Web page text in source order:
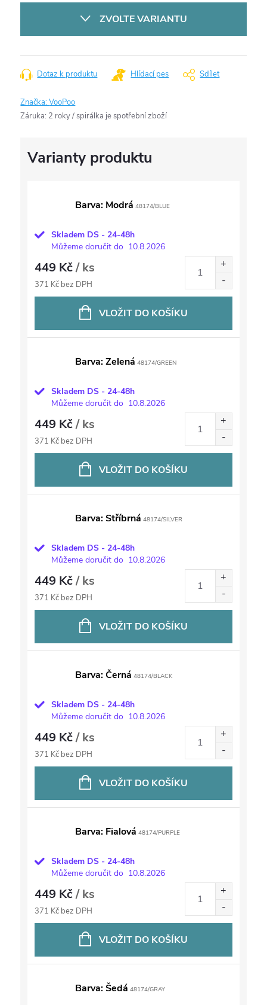
ZVOLTE VARIANTU
Dotaz k produktu Hlídací pes Sdílet
Značka:VooPoo
Záruka: 2 roky / spirálka je spotřební zboží
Barva: Modrá 48174/BLUE
Skladem DS - 24-48h
Můžeme doručit do 10.8.2026
449 Kč/ ks
371 Kč bez DPH
VLOŽIT DO KOŠÍKU
Barva: Zelená 48174/GREEN
Skladem DS - 24-48h
Můžeme doručit do 10.8.2026
449 Kč/ ks
371 Kč bez DPH
VLOŽIT DO KOŠÍKU
Barva: Stříbrná 48174/SILVER
Skladem DS - 24-48h
Můžeme doručit do 10.8.2026
449 Kč/ ks
371 Kč bez DPH
VLOŽIT DO KOŠÍKU
Barva: Černá 48174/BLACK
Skladem DS - 24-48h
Můžeme doručit do 10.8.2026
449 Kč/ ks
371 Kč bez DPH
VLOŽIT DO KOŠÍKU
Barva: Fialová 48174/PURPLE
Skladem DS - 24-48h
Můžeme doručit do 10.8.2026
449 Kč/ ks
371 Kč bez DPH
VLOŽIT DO KOŠÍKU
Barva: Šedá 48174/GRAY